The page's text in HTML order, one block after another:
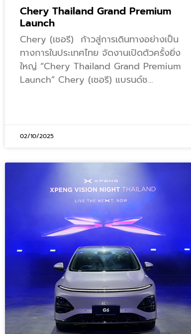
Chery Thailand Grand Premium
Launch
Chery (เชอรี) ก้าวสู่การเดินทางอย่างเป็น
ทางการในประเทศไทย จัดงานเปิดตัวครั้งยิ่ง
ใหญ่ “Chery Thailand Grand Premium
Launch” Chery (เชอรี) แบรนด์ช…
02/10/2025